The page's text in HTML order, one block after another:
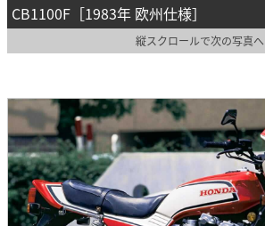
CB1100F［1983年 欧州仕様］
縦スクロールで次の写真へ